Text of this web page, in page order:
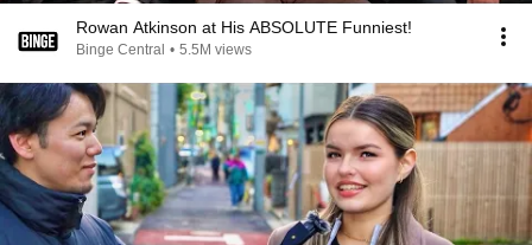
Rowan Atkinson at His ABSOLUTE Funniest!
Binge Central • 5.5M views